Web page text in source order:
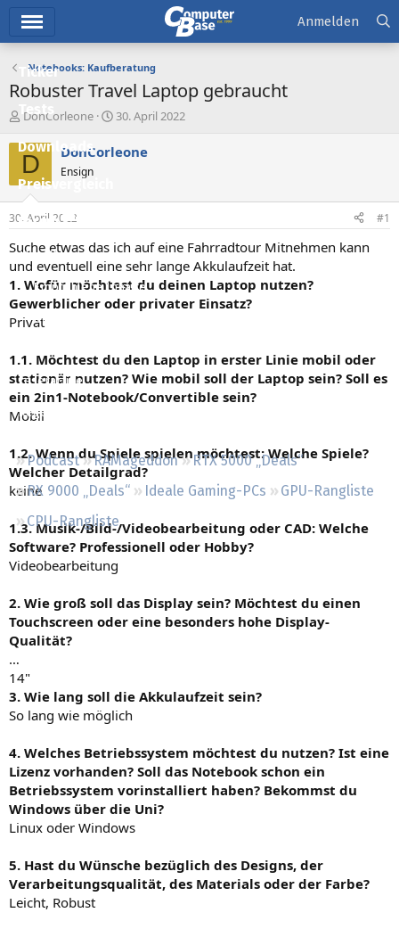
Ticker
Tests
Downloads
Preisvergleich
Forum
Aktuelles
Empfohlene Inhalte
Neue Beiträge
Leserartikel
Regeln
Podcast RAMageddon
RTX 5000 „Deals“
RX 9000 „Deals“
Ideale Gaming-PCs
GPU-Rangliste
CPU-Rangliste
Anmelden
Notebooks: Kaufberatung
Robuster Travel Laptop gebraucht
E
s
e
e
r
DonCorleone
E
s
t
a
30. April 2022
D DonCorleone
Ensign
30. April 2022 #1
Suche etwas das ich auf eine Fahrradtour Mitnehmen kann
und eventuell eine sehr lange Akkulaufzeit hat.
1. Wofür möchtest du deinen Laptop nutzen?
Gewerblicher oder privater Einsatz?
Privat
1.1. Möchtest du den Laptop in erster Linie mobil oder
stationär nutzen? Wie mobil soll der Laptop sein? Soll es
ein 2in1-Notebook/Convertible sein?
Mobil
1.2. Wenn du Spiele spielen möchtest: Welche Spiele?
Welcher Detailgrad?
keine
1.3. Musik-/Bild-/Videobearbeitung oder CAD: Welche
Software? Professionell oder Hobby?
Videobearbeitung
2. Wie groß soll das Display sein? Möchtest du einen
Touchscreen oder eine besonders hohe Display-
Qualität?
…
14"
3. Wie lang soll die Akkulaufzeit sein?
So lang wie möglich
4. Welches Betriebssystem möchtest du nutzen? Ist eine
Lizenz vorhanden? Soll das Notebook schon ein
Betriebssystem vorinstalliert haben? Bekommst du
Windows über die Uni?
Linux oder Windows
5. Hast du Wünsche bezüglich des Designs, der
Verarbeitungsqualität, des Materials oder der Farbe?
Leicht, Robust